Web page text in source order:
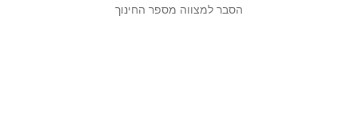
הסבר למצווה מספר החינוך